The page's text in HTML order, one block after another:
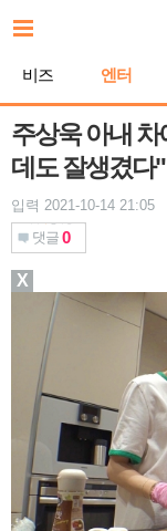
문
비즈 엔터
주상욱 아내
데도 잘생겼다"
입력 2021-10-14 21:05
댓글 0
X